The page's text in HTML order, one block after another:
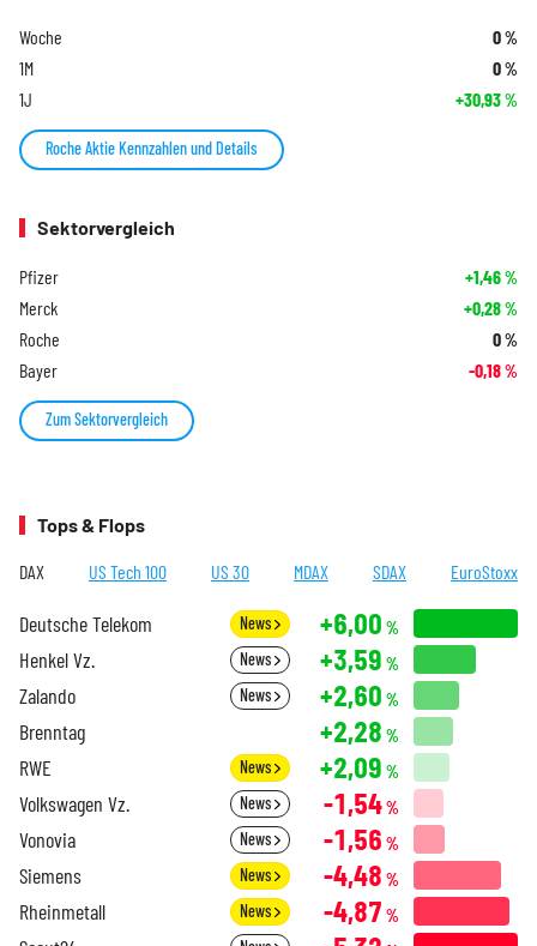
Woche 0%
1M 0%
1J +30,93%
Roche Aktie Kennzahlen und Details
Sektorvergleich
Pfizer +1,46%
Merck +0,28%
Roche 0%
Bayer -0,18%
Zum Sektorvergleich
Tops & Flops
DAX US Tech 100 US 30 MDAX SDAX EuroStoxx
Deutsche Telekom News +6,00 %
Henkel Vz. News +3,59 %
Zalando News +2,60 %
Brenntag +2,28 %
RWE News +2,09 %
Volkswagen Vz. News -1,54%
Vonovia News -1,56 %
Siemens News -4,48 %
Rheinmetall News -4,87 %